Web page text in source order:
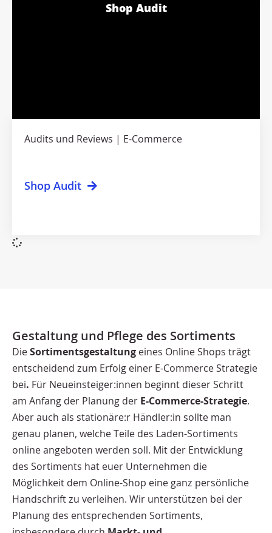
Shop Audit
Audits und Reviews E-Commerce
Shop Audit
Gestaltung und Pflege des Sortiments
DieSortimentsgestaltung eines Online Shops trägt
entscheidend zum Erfolg einer E-Commerce Strategie
bei. Für Neueinsteiger:innen beginnt dieser Schritt
am Anfang der Planung der E-Commerce-Strategie.
Aber auch als stationäre:r Händler:in sollte man
genau planen, welche Teile des Laden-Sortiments
online angeboten werden soll. Mit der Entwicklung
des Sortiments hat euer Unternehmen die
Möglichkeit dem Online-Shop eine ganz persönliche
Handschrift zu verleihen. Wir unterstützen bei der
Planung des entsprechenden Sortiments,